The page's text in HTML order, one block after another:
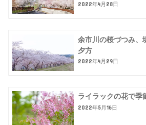
2022年4月28日
余市川の桜づつみ、
夕方
2022年4月29日
ライラックの花で季
2022年5月16日